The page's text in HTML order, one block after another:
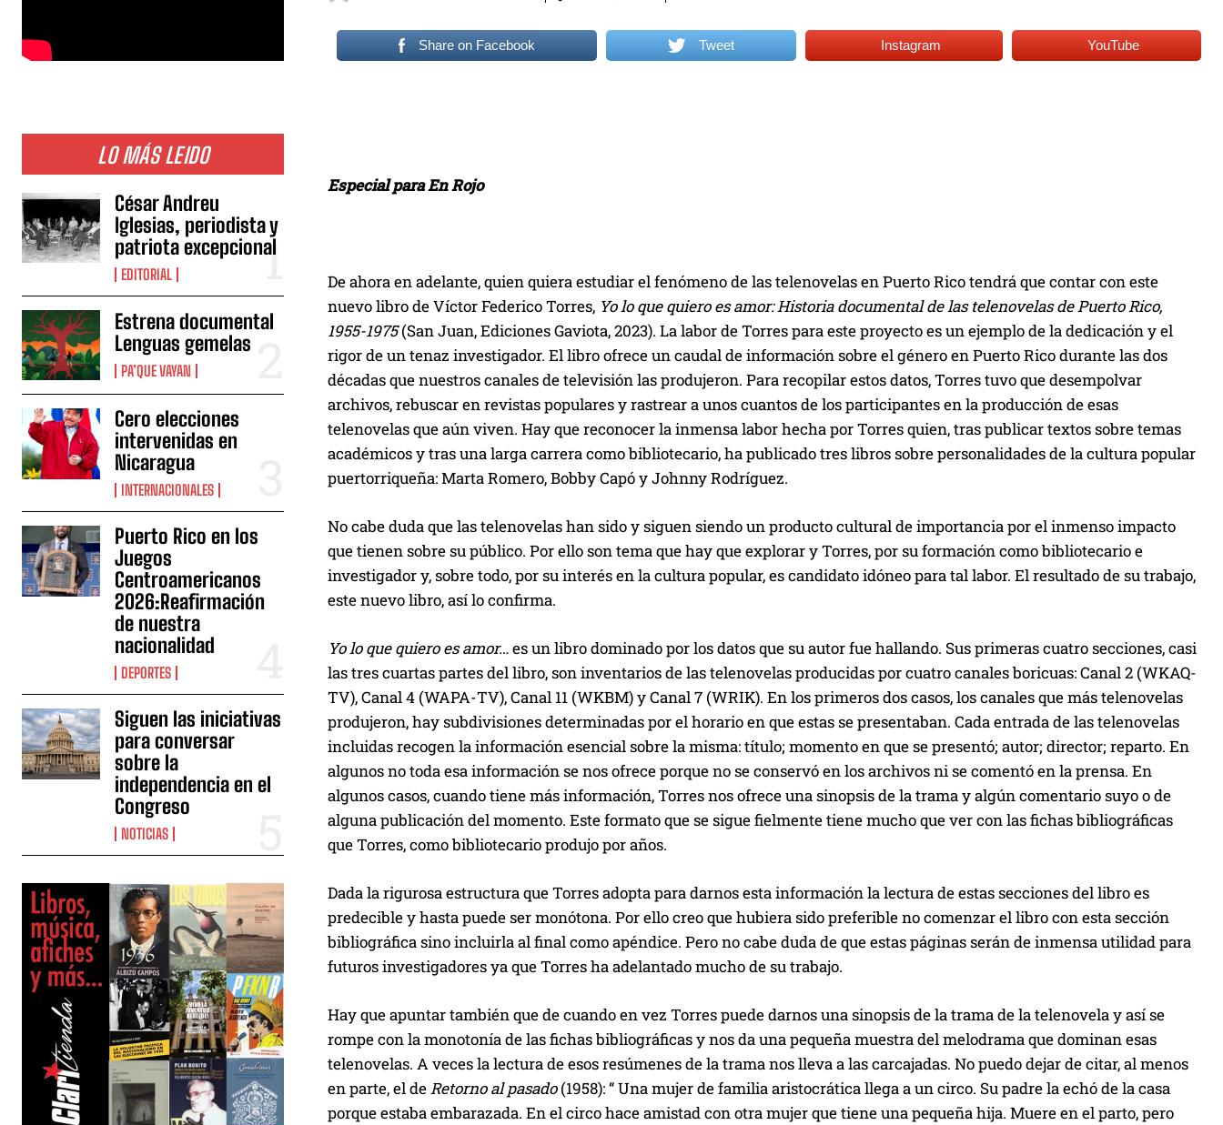
LO MÁS LEIDO
César Andreu
Iglesias, periodista y
patriota excepcional
EDITORIAL
Estrena documental
Lenguas gemelas
PA’QUE VAYAN
Cero elecciones
intervenidas en
Nicaragua
INTERNACIONALES
Puerto Rico en los
Juegos
Centroamericanos
2026:Reafirmación
de nuestra
nacionalidad
DEPORTES
Siguen las iniciativas
para conversar
sobre la
independencia en el
Congreso
NOTICIAS
Share on Facebook Tweet Instagram YouTube
Especial para En Rojo
De ahora en adelante, quien quiera estudiar el fenómeno de las telenovelas en Puerto Rico tendrá que contar con este
nuevo libro de Víctor Federico Torres, Yo lo que quiero es amor: Historia documental de las telenovelas de Puerto Rico,
1955-1975(San Juan, Ediciones Gaviota, 2023). La labor de Torres para este proyecto es un ejemplo de la dedicación y el
rigor de un tenaz investigador. El libro ofrece un caudal de información sobre el género en Puerto Rico durante las dos
décadas que nuestros canales de televisión las produjeron. Para recopilar estos datos, Torres tuvo que desempolvar
archivos, rebuscar en revistas populares y rastrear a unos cuantos de los participantes en la producción de esas
telenovelas que aún viven. Hay que reconocer la inmensa labor hecha por Torres quien, tras publicar textos sobre temas
académicos y tras una larga carrera como bibliotecario, ha publicado tres libros sobre personalidades de la cultura popular
puertorriqueña: Marta Romero, Bobby Capó y Johnny Rodríguez.
No cabe duda que las telenovelas han sido y siguen siendo un producto cultural de importancia por el inmenso impacto
que tienen sobre su público. Por ello son tema que hay que explorar y Torres, por su formación como bibliotecario e
investigador y, sobre todo, por su interés en la cultura popular, es candidato idóneo para tal labor. El resultado de su trabajo,
este nuevo libro, así lo confirma.
Yo lo que quiero es amor…es un libro dominado por los datos que su autor fue hallando. Sus primeras cuatro secciones, casi
las tres cuartas partes del libro, son inventarios de las telenovelas producidas por cuatro canales boricuas: Canal 2 (WKAQ-
TV), Canal 4 (WAPA-TV), Canal 11 (WKBM) y Canal 7 (WRIK). En los primeros dos casos, los canales que más telenovelas
produjeron, hay subdivisiones determinadas por el horario en que estas se presentaban. Cada entrada de las telenovelas
incluidas recogen la información esencial sobre la misma: título; momento en que se presentó; autor; director; reparto. En
algunos no toda esa información se nos ofrece porque no se conservó en los archivos ni se comentó en la prensa. En
algunos casos, cuando tiene más información, Torres nos ofrece una sinopsis de la trama y algún comentario suyo o de
alguna publicación del momento. Este formato que se sigue fielmente tiene mucho que ver con las fichas bibliográficas
que Torres, como bibliotecario produjo por años.
Dada la rigurosa estructura que Torres adopta para darnos esta información la lectura de estas secciones del libro es
predecible y hasta puede ser monótona. Por ello creo que hubiera sido preferible no comenzar el libro con esta sección
bibliográfica sino incluirla al final como apéndice. Pero no cabe duda de que estas páginas serán de inmensa utilidad para
futuros investigadores ya que Torres ha adelantado mucho de su trabajo.
Hay que apuntar también que de cuando en vez Torres puede darnos una sinopsis de la trama de la telenovela y así se
rompe con la monotonía de las fichas bibliográficas y nos da una pequeña muestra del melodrama que dominan esas
telenovelas. A veces la lectura de esos resúmenes de la trama nos lleva a las carcajadas. No puedo dejar de citar, al menos
en parte, el de Retorno al pasado(1958): “ Una mujer de familia aristocrática llega a un circo. Su padre la echó de la casa
porque estaba embarazada. En el circo hace amistad con otra mujer que tiene una pequeña hija. Muere en el parto, pero